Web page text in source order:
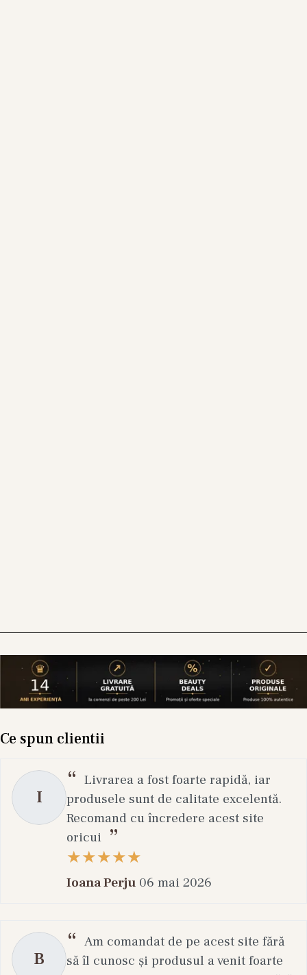
Ce spun clientii
I
Livrarea a fost foarte rapidă, iar
produsele sunt de calitate excelentă.
Recomand cu încredere acest site
oricui
Ioana Perju 06 mai 2026
B
Am comandat de pe acest site fără
să îl cunosc și produsul a venit foarte